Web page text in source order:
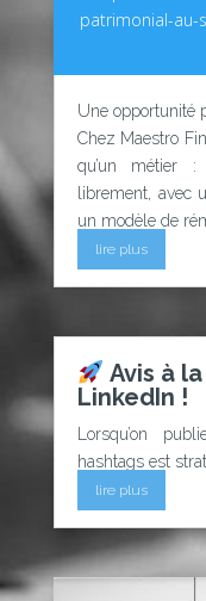
patrimonial-au-
Une opportunité
Chez Maestro
qu’un métier :
librement, avec
un modèle de
lire plus
Avis à
LinkedIn !
Lorsqu’on
hashtags est
lire plus